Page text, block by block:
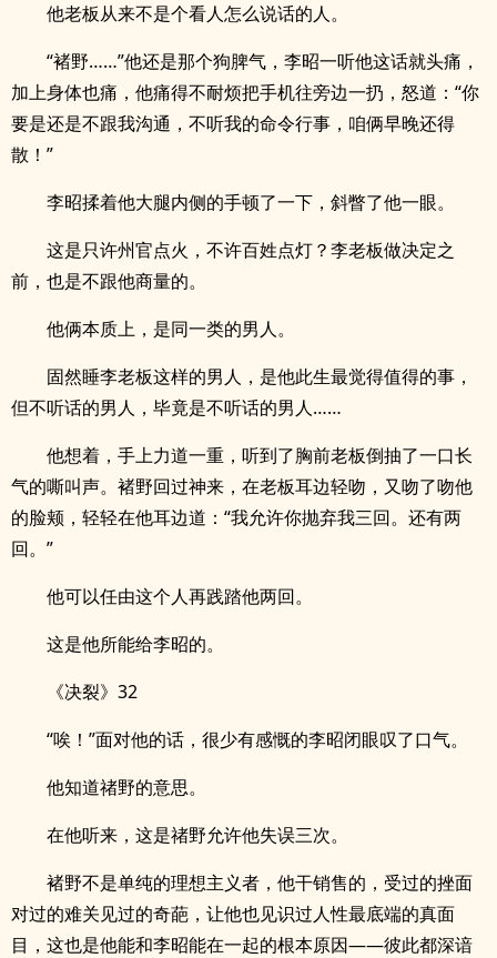
他老板从来不是个看人怎么说话的人。
“褚野……”他还是那个狗脾气，李昭一听他这话就头痛，
加上身体也痛，他痛得不耐烦把手机往旁边一扔，怒道：“你
要是还是不跟我沟通，不听我的命令行事，咱俩早晚还得
散！”
李昭揉着他大腿内侧的手顿了一下，斜瞥了他一眼。
这是只许州官点火，不许百姓点灯？李老板做决定之
前，也是不跟他商量的。
他俩本质上，是同一类的男人。
固然睡李老板这样的男人，是他此生最觉得值得的事，
但不听话的男人，毕竟是不听话的男人……
他想着，手上力道一重，听到了胸前老板倒抽了一口长
气的嘶叫声。褚野回过神来，在老板耳边轻吻，又吻了吻他
的脸颊，轻轻在他耳边道：“我允许你抛弃我三回。还有两
回。”
他可以任由这个人再践踏他两回。
这是他所能给李昭的。
《决裂》32
“唉！”面对他的话，很少有感慨的李昭闭眼叹了口气。
他知道禇野的意思。
在他听来，这是禇野允许他失误三次。
褚野不是单纯的理想主义者，他干销售的，受过的挫面
对过的难关见过的奇葩，让他也见识过人性最底端的真面
目，这也是他能和李昭能在一起的根本原因——彼此都深谙